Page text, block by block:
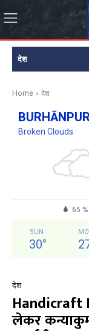
देश
Home देश
Broken Clouds
65 %
SUN
30°
देश
Handicraft
लेकर